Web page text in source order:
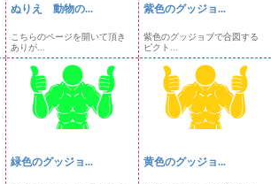
ぬりえ 動物の...
こちらのページを開いて頂き
ありが...
紫色のグッジョ...
紫色のグッジョブで合図する
ピクト...
緑色のグッジョ... 黄色のグッジョ...